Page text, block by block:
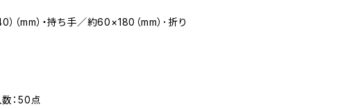
mm）・持ち手／約60×180（mm）･折り
：50点